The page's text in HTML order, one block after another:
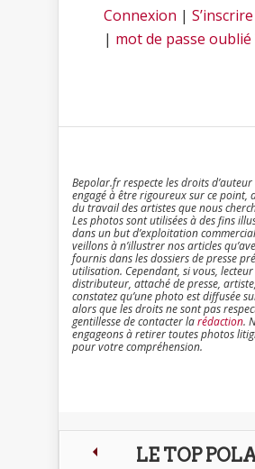
Connexion | S’inscrire
| mot de passe oublié
Bepolar.fr respecte les droits d’auteur
engagé à être rigoureux sur ce point,
du travail des artistes que nous
Les photos sont utilisées à des fins
dans un but d’exploitation
veillons à n’illustrer nos articles
fournis dans les dossiers de presse
utilisation. Cependant, si vous,
distributeur, attaché de presse,
constatez qu’une photo est diffusée
alors que les droits ne sont pas
gentillesse de contacter larédaction.
engageons à retirer toutes photos
pour votre compréhension.
LE TOP